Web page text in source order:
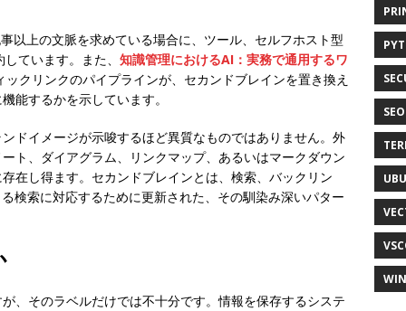
以上の文脈を求めている場合に、ツール、セルフホスト型
ています。また、 知識管理におけるAI：実務で通用するワ
クリンクのパイプラインが、セカンドブレインを置き換え
能するかを示しています。
ドイメージが示唆するほど異質なものではありません。外
ト、ダイアグラム、リンクマップ、あるいはマークダウン
在し得ます。セカンドブレインとは、検索、バックリン
検索に対応するために更新された、その馴染み深いパター
、そのラベルだけでは不十分です。情報を保存するシステ
SEO